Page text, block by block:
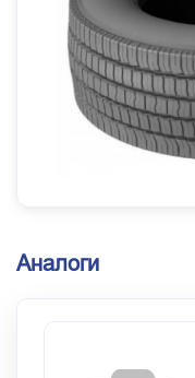
Аналоги